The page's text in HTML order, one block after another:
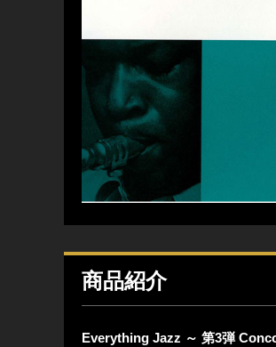
商品紹介
Everything Jazz ～ 第3弾